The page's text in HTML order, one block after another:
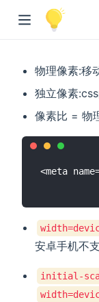
物理像素:移
独立像素
像素比 = 物
安卓手机不
initial-